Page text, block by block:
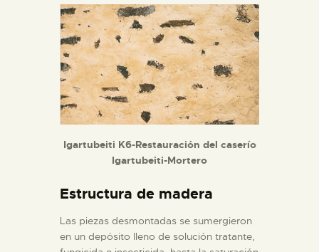
Igartubeiti K6-Restauración del caserío
Igartubeiti-Mortero
Estructura de madera
Las piezas desmontadas se sumergieron
en un depósito lleno de solución tratante,